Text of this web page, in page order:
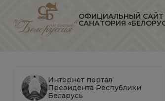
ОФИЦИАЛЬНЫЙ САЙТ
САНАТОРИЯ
Интернет портал
Президента Республики
Беларусь